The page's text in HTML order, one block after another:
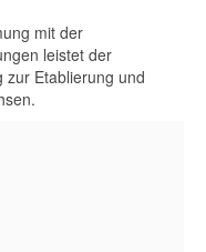
mit der
leistet der
zur Etablierung und